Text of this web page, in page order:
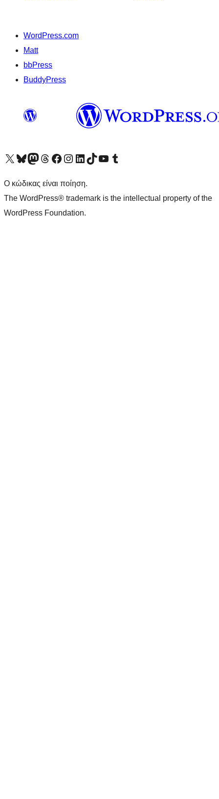
WordPress.com
Matt
bbPress
BuddyPress
Visit our X (formerly Twitter) account
Visit our Bluesky account
Επισκεφθείτε τον λογαριασμό μας στο Mastodon
Visit our Threads account
Επισκεφτείτε τη σελίδα μας στο Facebook
Επισκεφθείτε τον λογαριασμό μας Instagram
Επισκεφθείτε τον λογαριασμό μας LinkedIn
Visit our TikTok account
Visit our YouTube channel
Visit our Tumblr account
Ο κώδικας είναι ποίηση.
The WordPress® trademark is the intellectual property of the
WordPress Foundation.